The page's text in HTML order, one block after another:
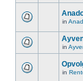
in
in
in